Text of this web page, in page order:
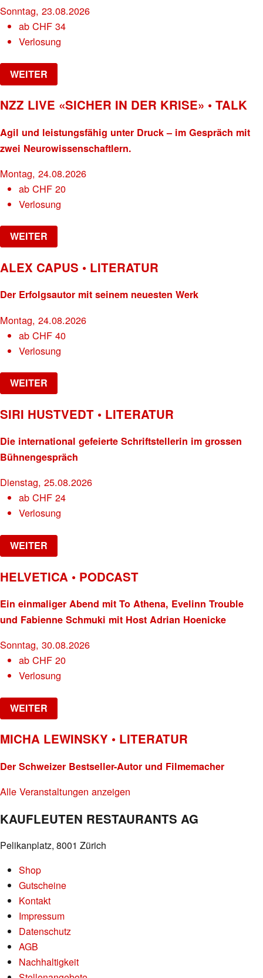
Sonntag, 23.08.2026
abCHF 34
Verlosung
WEITER
NZZ LIVE «SICHER IN DER KRISE» • TALK
Agil und leistungsfähig unter Druck – im Gespräch mit
zwei Neurowissenschaftlern.
Montag, 24.08.2026
abCHF 20
Verlosung
WEITER
ALEX CAPUS • LITERATUR
Der Erfolgsautor mit seinem neuesten Werk
Montag, 24.08.2026
abCHF 40
Verlosung
WEITER
SIRI HUSTVEDT • LITERATUR
Die international gefeierte Schriftstellerin im grossen
Bühnengespräch
Dienstag, 25.08.2026
abCHF 24
Verlosung
WEITER
HELVETICA • PODCAST
Ein einmaliger Abend mit To Athena, Evelinn Trouble
und Fabienne Schmuki mit Host Adrian Hoenicke
Sonntag, 30.08.2026
abCHF 20
Verlosung
WEITER
MICHA LEWINSKY • LITERATUR
Der Schweizer Bestseller-Autor und Filmemacher
Alle Veranstaltungen anzeigen
KAUFLEUTEN RESTAURANTS AG
Pelikanplatz, 8001 Zürich
Shop
Gutscheine
Kontakt
Impressum
Datenschutz
AGB
Nachhaltigkeit